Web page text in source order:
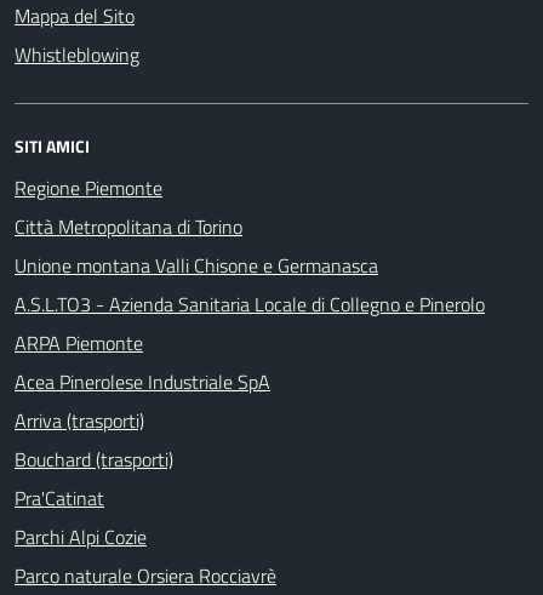
Mappa del Sito
Whistleblowing
SITI AMICI
Regione Piemonte
Città Metropolitana di Torino
Unione montana Valli Chisone e Germanasca
A.S.L.TO3 - Azienda Sanitaria Locale di Collegno e Pinerolo
ARPA Piemonte
Acea Pinerolese Industriale SpA
Arriva (trasporti)
Bouchard (trasporti)
Pra'Catinat
Parchi Alpi Cozie
Parco naturale Orsiera Rocciavrè